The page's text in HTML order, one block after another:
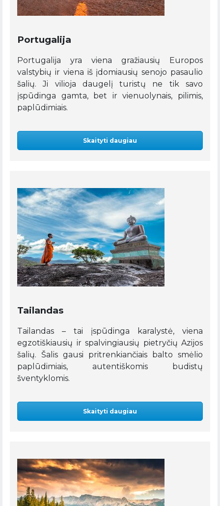
Portugalija
Portugalija yra viena gražiausių Europos
valstybių ir viena iš įdomiausių senojo pasaulio
šalių. Ji vilioja daugelį turistų ne tik savo
įspūdinga gamta, bet ir vienuolynais, pilimis,
paplūdimiais.
Skaityti daugiau
Tailandas
Tailandas – tai įspūdinga karalystė, viena
egzotiškiausių ir spalvingiausių pietryčių Azijos
šalių. Šalis gausi pritrenkiančiais balto smėlio
paplūdimiais, autentiškomis budistų
šventyklomis.
Skaityti daugiau